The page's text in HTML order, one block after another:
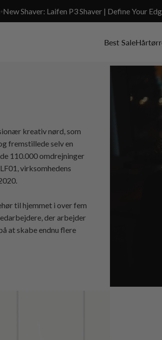
Shaver: Laifen P3 Shaver | Define Your
Best Sale
kreativ nørd, som
fremstillede selv en
110.000 omdrejninger
virksomhedens
til hjemmet i over fem
der arbejder
at skabe endnu flere